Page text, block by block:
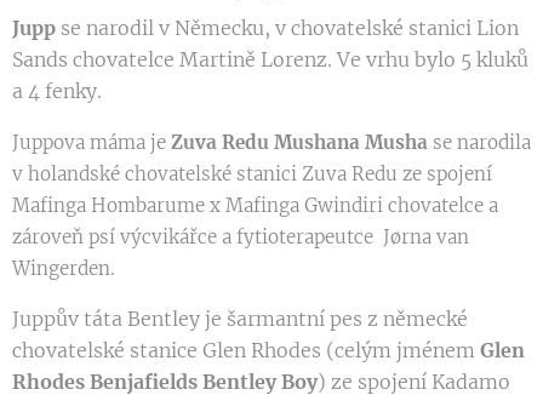
Jupp se narodil v Německu, v chovatelské stanici Lion
Sands chovatelce Martině Lorenz. Ve vrhu bylo 5 kluků
a 4 fenky.
Juppova máma je Zuva Redu Mushana Musha se narodila
v holandské chovatelské stanici Zuva Redu ze spojení
Mafinga Hombarume x Mafinga Gwindiri chovatelce a
zároveň psí výcvikářce a fytioterapeutce Jørna van
Wingerden.
Juppův táta Bentley je šarmantní pes z německé
chovatelské stanice Glen Rhodes (celým jménem Glen
Rhodes Benjafields Bentley Boy) ze spojení Kadamo